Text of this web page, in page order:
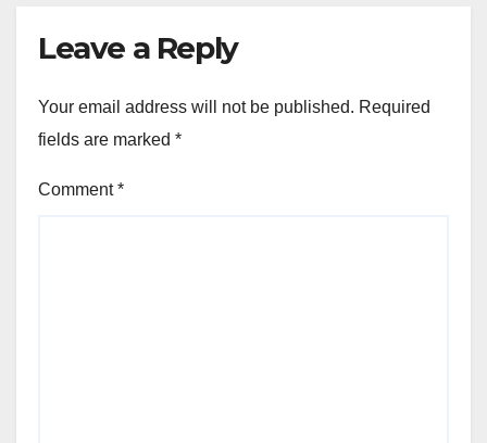
Leave a Reply
Your email address will not be published. Required
fields are marked *
Comment*